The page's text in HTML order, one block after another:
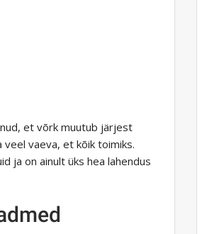
et võrk muutub järjest
vaeva, et kõik toimiks.
ja on ainult üks hea lahendus